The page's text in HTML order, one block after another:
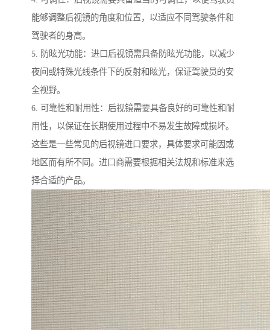
能够调整后视镜的角度和位置，以适应不同驾驶条件和
驾驶者的身高。
5. 防眩光功能：进口后视镜需具备防眩光功能，以减少
夜间或特殊光线条件下的反射和眩光，保证驾驶员的安
全视野。
6. 可靠性和耐用性：后视镜需要具备良好的可靠性和耐
用性，以保证在长期使用过程中不易发生故障或损坏。
这些是一些常见的后视镜进口要求，具体要求可能因或
地区而有所不同。进口商需要根据相关法规和标准来选
择合适的产品。